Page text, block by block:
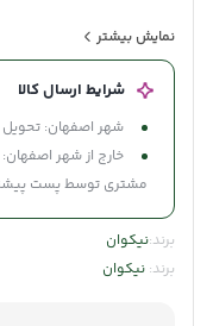
در کنارِتون هست.
نمایش بیشتر
شرایط ارسال کالا
شهر اصفهان: تحویل
مشتری توسط پست پیشتاز 4 تا 7روز
برند:نیکوان
برند: نیکوان